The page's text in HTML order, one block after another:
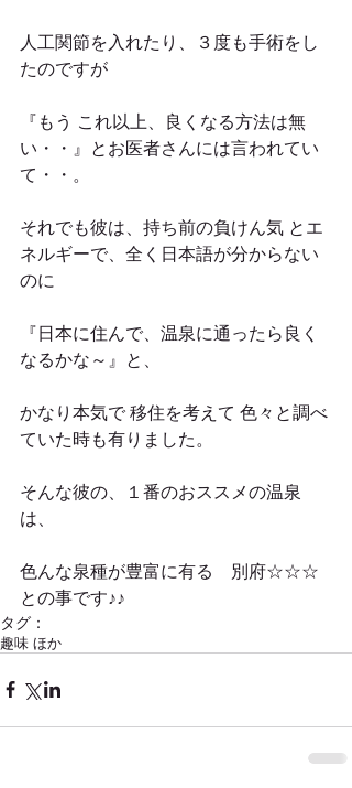
人工関節を入れたり、３度も手術をし
たのですが
『もう これ以上、良くなる方法は無
い・・』とお医者さんには言われてい
て・・。
それでも彼は、持ち前の負けん気 とエ
ネルギーで、全く日本語が分からない
のに
『日本に住んで、温泉に通ったら良く
なるかな～』と、
かなり本気で 移住を考えて 色々と調べ
ていた時も有りました。
そんな彼の、１番のおススメの温泉
は、
色んな泉種が豊富に有る　別府☆☆☆
との事です♪♪
タグ：
趣味 ほか